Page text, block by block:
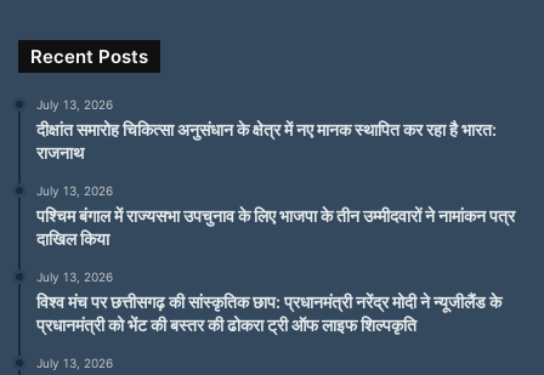
Recent Posts
July 13, 2026
दीक्षांत समारोह चिकित्सा अनुसंधान के क्षेत्र में नए मानक स्थापित कर रहा है भारत:
राजनाथ
July 13, 2026
पश्चिम बंगाल में राज्यसभा उपचुनाव के लिए भाजपा के तीन उम्मीदवारों ने नामांकन पत्र
दाखिल किया
July 13, 2026
विश्व मंच पर छत्तीसगढ़ की सांस्कृतिक छाप: प्रधानमंत्री नरेंद्र मोदी ने न्यूजीलैंड के
प्रधानमंत्री को भेंट की बस्तर की ढोकरा ट्री ऑफ लाइफ शिल्पकृति
July 13, 2026